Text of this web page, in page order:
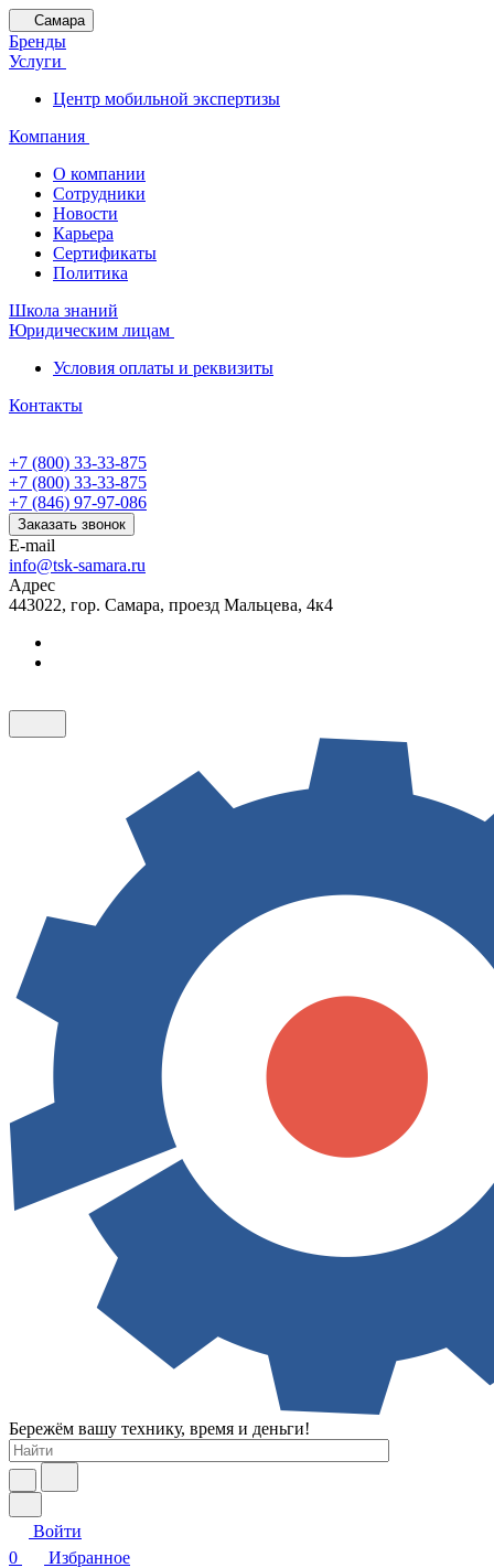
Самара
Бренды
Услуги
Центр мобильной экспертизы
Компания
О компании
Сотрудники
Новости
Карьера
Сертификаты
Политика
Школа знаний
Юридическим лицам
Условия оплаты и реквизиты
Контакты
+7 (800) 33-33-875
+7 (800) 33-33-875
+7 (846) 97-97-086
Заказать звонок
E-mail
info@tsk-samara.ru
Адрес
443022, гор. Самара, проезд Мальцева, 4к4
Бережём вашу технику, время и деньги!
Войти
0
Избранное